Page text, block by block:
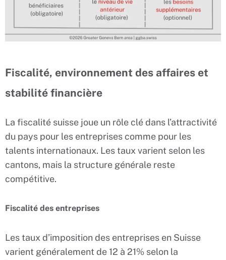
Fiscalité, environnement des affaires et
stabilité financière
La fiscalité suisse joue un rôle clé dans l’attractivité
du pays pour les entreprises comme pour les
talents internationaux. Les taux varient selon les
cantons, mais la structure générale reste
compétitive.
Fiscalité des entreprises
Les taux d’imposition des entreprises en Suisse
varient généralement de 12 à 21% selon la